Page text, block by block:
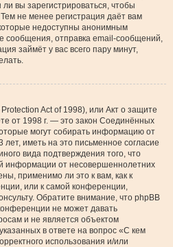
вы зарегистрироваться, чтобы
не менее регистрация даёт вам
недоступны анонимным
сообщения, отправка email-сообщений,
займёт у вас всего пару минут,
Act of 1998), или Акт о защите
от 1998 г. — это закон Соединённых
могут собирать информацию от
иметь на это письменное согласие
вида подтверждения того, что
информации от несовершеннолетних
применимо ли это к вам, как к
или к самой конференции,
Обратите внимание, что phpBB
не может давать
и не является объектом
в ответе на вопрос «С кем
использования и/или